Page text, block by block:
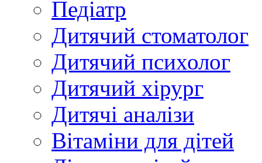
Педіатр
Дитячий стоматолог
Дитячий психолог
Дитячий хірург
Дитячі аналізи
Вітаміни для дітей